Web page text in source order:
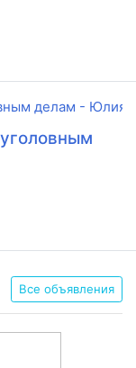
Все объявления